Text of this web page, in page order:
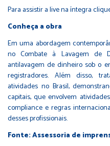
Para assistir a live na íntegra
Conheça a obra
Em uma abordagem
no Combate à Lavagem de
antilavagem de dinheiro sob o
registradores. Além disso,
atividades no Brasil,
capitais, que envolvem
compliance e regras
desses profissionais.
Fonte: Assessoria de